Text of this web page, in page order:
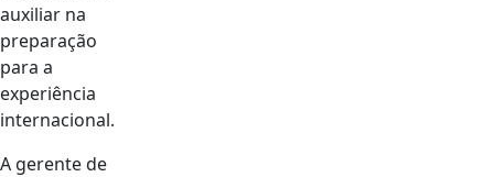
auxiliar na
preparação
para a
experiência
internacional.
A gerente de